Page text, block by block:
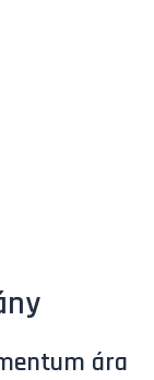
ára